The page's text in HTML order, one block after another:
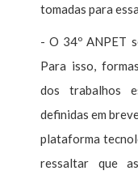
tomadas para
- O 34º ANPET
Para isso,
dos trabalhos
definidas em
plataforma
ressaltar que